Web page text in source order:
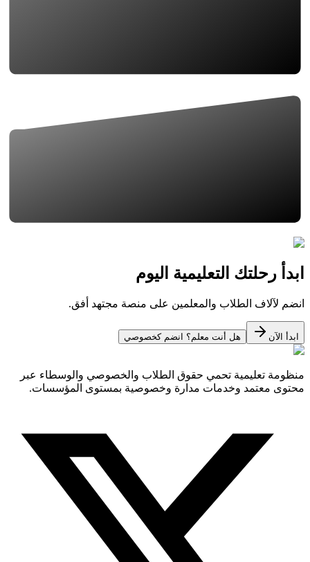
ابدأ رحلتك التعليمية اليوم
انضم لآلاف الطلاب والمعلمين على منصة مجتهد أفق.
ابدأ الآن هل أنت معلم؟ انضم كخصوصي
منظومة تعليمية تحمي حقوق الطلاب والخصوصي والوسطاء عبر
محتوى معتمد وخدمات مدارة وخصوصية بمستوى المؤسسات.